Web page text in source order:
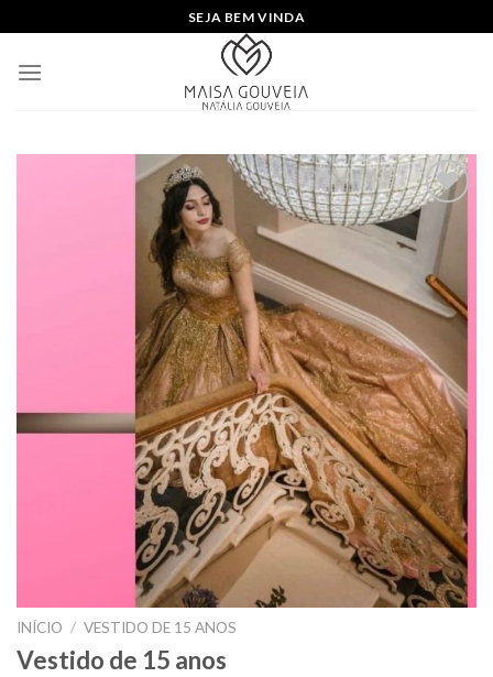
to
content
SEJA BEM VINDA
Add to
wishlist
INÍCIO / VESTIDO DE 15 ANOS
Vestido de 15 anos